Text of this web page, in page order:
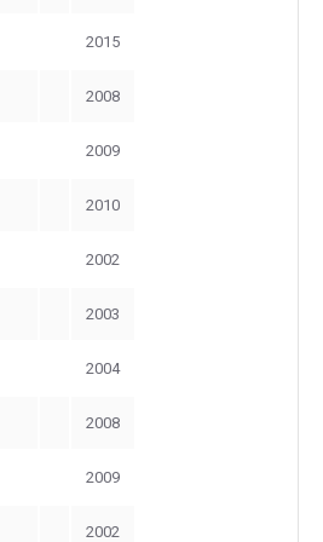
2015
2008
2009
2010
2002
2003
2004
2008
2009
2002